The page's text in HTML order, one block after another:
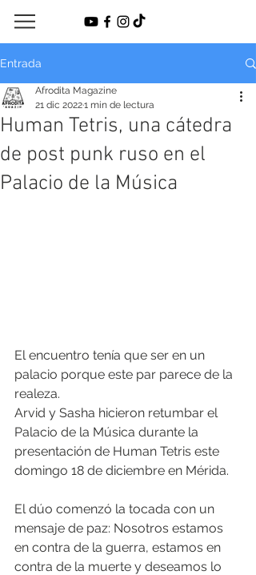
Entrada
Human Tetris, una cátedra
de post punk ruso en el
Palacio de la Música
Afrodita Magazine
21 dic 20221 min de lectura
El encuentro tenía que ser en un
palacio porque este par parece de la
realeza.
Arvid y Sasha hicieron retumbar el
Palacio de la Música durante la
presentación de Human Tetris este
domingo 18 de diciembre en Mérida.
El dúo comenzó la tocada con un
mensaje de paz: Nosotros estamos
en contra de la guerra, estamos en
contra de la muerte y deseamos lo